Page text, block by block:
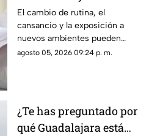
enfermas? Estas son
las razones
El cambio de rutina, el
cansancio y la exposición a
nuevos ambientes pueden
afectar al organismo justo al
agosto 05, 2026 09:24 p. m.
¿Te has preguntado por
qué Guadalajara está